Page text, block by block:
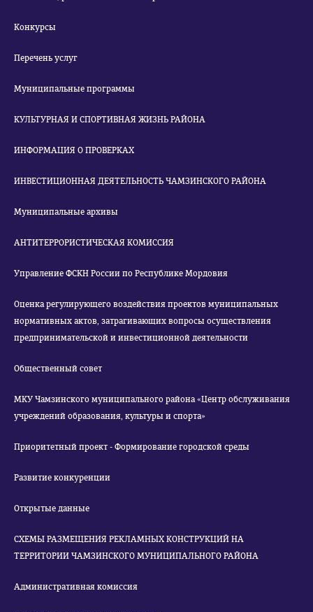
Конкурсы
Перечень услуг
Муниципальные программы
КУЛЬТУРНАЯ И СПОРТИВНАЯ ЖИЗНЬ РАЙОНА
ИНФОРМАЦИЯ О ПРОВЕРКАХ
ИНВЕСТИЦИОННАЯ ДЕЯТЕЛЬНОСТЬ ЧАМЗИНСКОГО РАЙОНА
Муниципальные архивы
АНТИТЕРРОРИСТИЧЕСКАЯ КОМИССИЯ
Управление ФСКН России по Республике Мордовия
Оценка регулирующего воздействия проектов муниципальных
нормативных актов, затрагивающих вопросы осуществления
предпринимательской и инвестиционной деятельности
Общественный совет
МКУ Чамзинского муниципального района «Центр обслуживания
учреждений образования, культуры и спорта»
Приоритетный проект - Формирование городской среды
Развитие конкуренции
Открытые данные
СХЕМЫ РАЗМЕЩЕНИЯ РЕКЛАМНЫХ КОНСТРУКЦИЙ НА
ТЕРРИТОРИИ ЧАМЗИНСКОГО МУНИЦИПАЛЬНОГО РАЙОНА
Административная комиссия